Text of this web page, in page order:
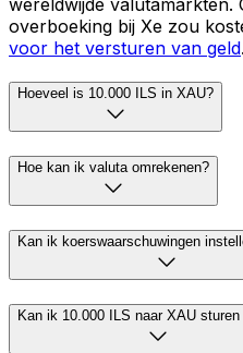
overboeking bij Xe zou
voor het versturen van geld.
Hoeveel is 10.000 ILS in XAU?
Hoe kan ik valuta omrekenen?
Kan ik koerswaarschuwingen
Kan ik 10.000 ILS naar XAU